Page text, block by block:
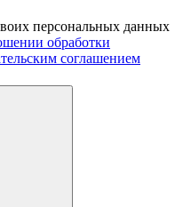
персональных данных
обработки
соглашением